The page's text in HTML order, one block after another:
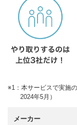
※1：本サービスで実施
2024年5月）
メーカー